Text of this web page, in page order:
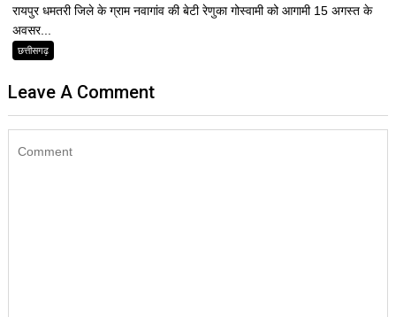
रायपुर धमतरी जिले के ग्राम नवागांव की बेटी रेणुका गोस्वामी को आगामी 15 अगस्त के
अवसर...
छत्तीसगढ़
Leave A Comment